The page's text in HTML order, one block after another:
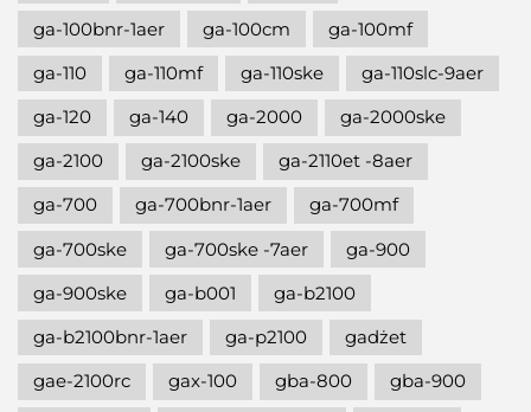
ga-100bnr-1aer ga-100cm
ga-100mf
ga-110
ga-110mf ga-110ske
ga-110slc-9aer
ga-120
ga-140 ga-2000
ga-2000ske
ga-2100
ga-2100ske
ga-2110et -8aer
ga-700
ga-700bnr-1aer
ga-700mf
ga-700ske
ga-700ske -7aer
ga-900
ga-900ske
ga-b001
ga-b2100
ga-b2100bnr-1aer
ga-p2100
gadżet
gae-2100rc
gax-100 gba-800
gba-900